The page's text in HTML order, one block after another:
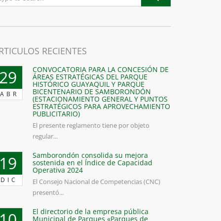
RECIENTES
ABR
CONVOCATORIA PARA LA CONCESIÓN DE
ÁREAS ESTRATÉGICAS DEL PARQUE
HISTÓRICO GUAYAQUIL Y PARQUE
BICENTENARIO DE SAMBORONDÓN
(ESTACIONAMIENTO GENERAL Y PUNTOS
ESTRATÉGICOS PARA APROVECHAMIENTO
PUBLICITARIO)
El presente reglamento tiene por objeto
regular...
DIC
Samborondón consolida su mejora
sostenida en el Índice de Capacidad
Operativa 2024
El Consejo Nacional de Competencias (CNC)
presentó...
El directorio de la empresa pública
Municipal de Parques «Parques de